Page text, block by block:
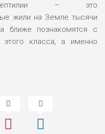
– это
жили на Земле тысячи
ближе познакомятся с
этого класса, а именно